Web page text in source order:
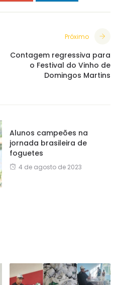
Próximo
Contagem regressiva para
o Festival do Vinho de
Domingos Martins
Alunos campeões na
jornada brasileira de
foguetes
4 de agosto de 2023